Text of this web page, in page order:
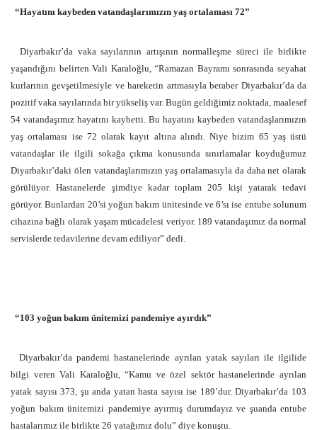
“Hayatını kaybeden vatandaşlarımızın yaş ortalaması 72”
Diyarbakır’da vaka sayılarının artışının normalleşme süreci ile birlikte
yaşandığını belirten Vali Karaloğlu, “Ramazan Bayramı sonrasında seyahat
kurlarının gevşetilmesiyle ve hareketin artmasıyla beraber Diyarbakır’da da
pozitif vaka sayılarında bir yükseliş var. Bugün geldiğimiz noktada, maalesef
54 vatandaşımız hayatını kaybetti. Bu hayatını kaybeden vatandaşlarımızın
yaş ortalaması ise 72 olarak kayıt altına alındı. Niye bizim 65 yaş üstü
vatandaşlar ile ilgili sokağa çıkma konusunda sınırlamalar koyduğumuz
Diyarbakır’daki ölen vatandaşlarımızın yaş ortalamasıyla da daha net olarak
görülüyor. Hastanelerde şimdiye kadar toplam 205 kişi yatarak tedavi
görüyor. Bunlardan 20’si yoğun bakım ünitesinde ve 6’sı ise entube solunum
cihazına bağlı olarak yaşam mücadelesi veriyor. 189 vatandaşımız da normal
servislerde tedavilerine devam ediliyor” dedi.
“103 yoğun bakım ünitemizi pandemiye ayırdık”
Diyarbakır’da pandemi hastanelerinde ayrılan yatak sayıları ile ilgilide
bilgi veren Vali Karaloğlu, “Kamu ve özel sektör hastanelerinde ayrılan
yatak sayısı 373, şu anda yatan hasta sayısı ise 189’dur. Diyarbakır’da 103
yoğun bakım ünitemizi pandemiye ayırmış durumdayız ve şuanda entube
hastalarımız ile birlikte 26 yatağımız dolu” diye konuştu.